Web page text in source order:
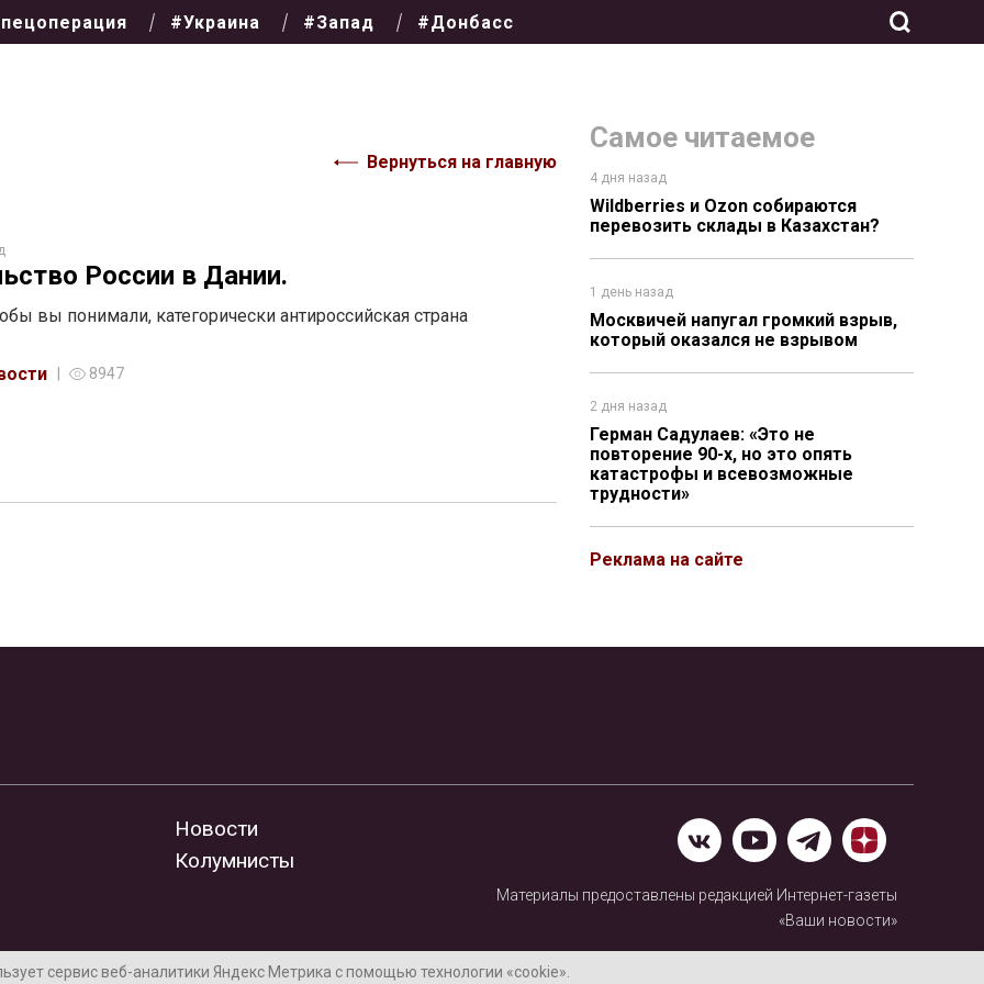
#Украина #Запад #Донбасс
Вернуться на главную
России в Дании.
вы понимали, категорически антироссийская страна
8947
Самое читаемое
4 дня назад
Wildberries и Ozon собираются
перевозить склады в Казахстан?
1 день назад
Москвичей напугал громкий взрыв,
который оказался не взрывом
2 дня назад
Герман Садулаев: «Это не
повторение 90-х, но это опять
катастрофы и всевозможные
трудности»
Реклама на сайте
Новости
Колумнисты
Материалы предоставлены редакцией Интернет-газеты
«Ваши новости»
Нашли ошибку? Выделите ее и нажмите Ctrl+Enter
сервис веб-аналитики Яндекс Метрика с помощью технологии «cookie».